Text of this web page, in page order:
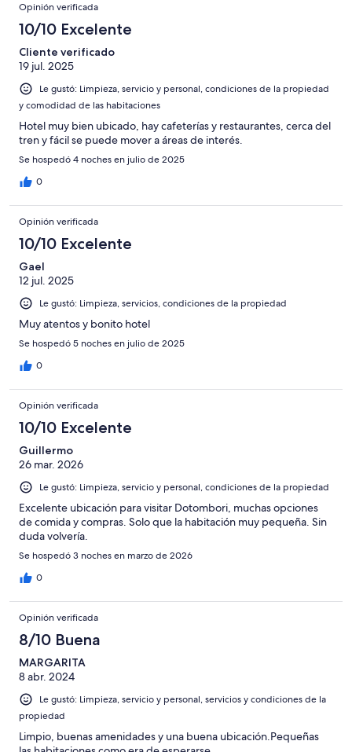
Opinión verificada
10/10 Excelente
Cliente verificado
19 jul. 2025
Le gustó: Limpieza, servicio y personal, condiciones de la propiedad
y comodidad de las habitaciones
Hotel muy bien ubicado, hay cafeterías y restaurantes, cerca del
tren y fácil se puede mover a áreas de interés.
Se hospedó 4 noches en julio de 2025
0
Opinión verificada
10/10 Excelente
Gael
12 jul. 2025
Le gustó: Limpieza, servicios, condiciones de la propiedad
Muy atentos y bonito hotel
Se hospedó 5 noches en julio de 2025
0
Opinión verificada
10/10 Excelente
Guillermo
26 mar. 2026
Le gustó: Limpieza, servicio y personal, condiciones de la propiedad
Excelente ubicación para visitar Dotombori, muchas opciones
de comida y compras. Solo que la habitación muy pequeña. Sin
duda volvería.
Se hospedó 3 noches en marzo de 2026
0
Opinión verificada
8/10 Buena
MARGARITA
8 abr. 2024
Le gustó: Limpieza, servicio y personal, servicios y condiciones de la
propiedad
Limpio, buenas amenidades y una buena ubicación.Pequeñas